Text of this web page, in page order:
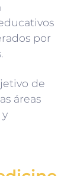
por
de
áreas